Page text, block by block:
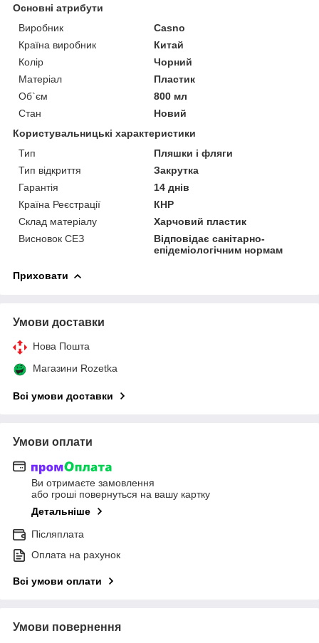
Основні атрибути
Виробник
Casno
Країна виробник
Китай
Колір
Чорний
Матеріал
Пластик
Об`єм
800 мл
Стан
Новий
Користувальницькі характеристики
Тип
Пляшки і фляги
Тип відкриття
Закрутка
Гарантія
14 днів
Країна Реєстрації
КНР
Склад матеріалу
Харчовий пластик
Висновок СЕЗ
Відповідає санітарно-
епідеміологічним нормам
Приховати
Умови доставки
Нова Пошта
Магазини Rozetka
Всі умови доставки
Умови оплати
Ви отримаєте замовлення
або гроші повернуться на вашу картку
Детальніше
Післяплата
Оплата на рахунок
Всі умови оплати
Умови повернення